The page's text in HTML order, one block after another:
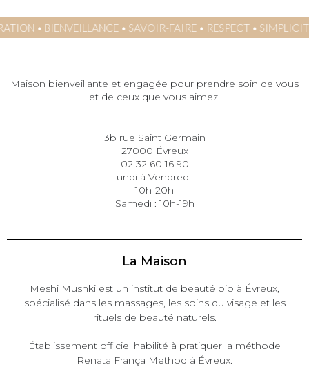
• BIENVEILLANCE• SAVOIR-FAIRE• RESPECT•
Maison bienveillante et engagée pour prendre soin de vous
et de ceux que vous aimez.
3b rue Saint Germain
27000 Évreux
02 32 60 16 90
Lundi à Vendredi :
10h-20h
Samedi : 10h-19h
La Maison
Meshi Mushki est un institut de beauté bio à Évreux,
spécialisé dans les massages, les soins du visage et les
rituels de beauté naturels.
Établissement officiel habilité à pratiquer la méthode
Renata França Method à Évreux.